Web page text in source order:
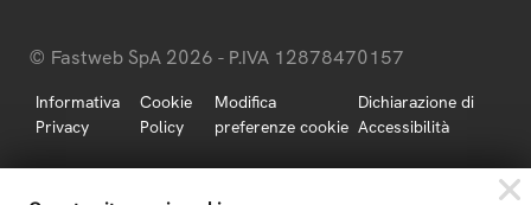
© Fastweb SpA 2026 - P.IVA 12878470157
Informativa
Privacy
Cookie
Policy
Modifica
preferenze cookie
Dichiarazione di
Accessibilità